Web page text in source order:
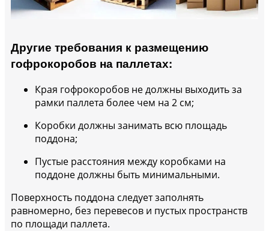
Другие требования к размещению
гофрокоробов на паллетах:
Края гофрокоробов не должны выходить за
рамки паллета более чем на 2 см;
Коробки должны занимать всю площадь
поддона;
Пустые расстояния между коробками на
поддоне должны быть минимальными.
Поверхность поддона следует заполнять
равномерно, без перевесов и пустых пространств
по площади паллета.